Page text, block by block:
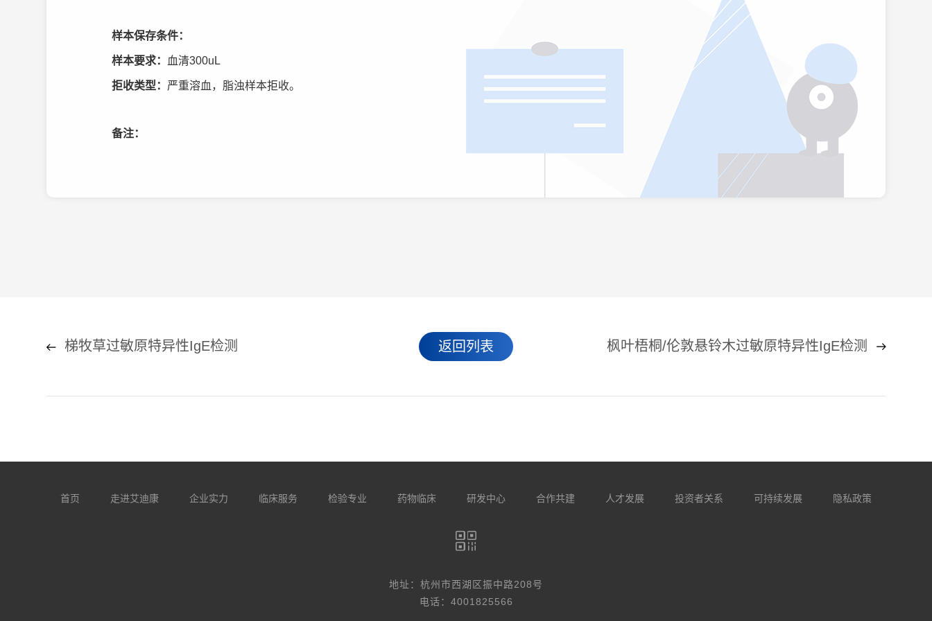
样本保存条件：
样本要求： 血清300uL
拒收类型： 严重溶血，脂浊样本拒收。
备注：
梯牧草过敏原特异性IgE检测 返回列表 枫叶梧桐/伦敦悬铃木过敏原特异性IgE检测
首页 走进艾迪康 企业实力 临床服务 检验专业 药物临床 研发中心 合作共建 人才发展 投资者关系 可持续发展 隐私政策
地址：杭州市西湖区振中路208号
电话：4001825566